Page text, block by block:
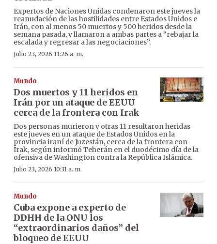
Expertos de Naciones Unidas condenaron este jueves la
reanudación de las hostilidades entre Estados Unidos e
Irán, con al menos 50 muertos y 500 heridos desde la
semana pasada, y llamaron a ambas partes a “rebajar la
escalada y regresar a las negociaciones”.
Julio 23, 2026 11:26 a. m.
Mundo
Dos muertos y 11 heridos en
Irán por un ataque de EEUU
cerca de la frontera con Irak
Dos personas murieron y otras 11 resultaron heridas
este jueves en un ataque de Estados Unidos en la
provincia iraní de Juzestán, cerca de la frontera con
Irak, según informó Teherán en el duodécimo día de la
ofensiva de Washington contra la República Islámica.
Julio 23, 2026 10:31 a. m.
Mundo
Cuba expone a experto de
DDHH de la ONU los
“extraordinarios daños” del
bloqueo de EEUU